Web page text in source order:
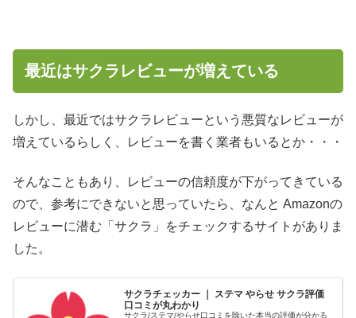
最近はサクラレビューが増えている
しかし、最近ではサクラレビューという悪質なレビューが
増えているらしく、レビューを書く業者もいるとか・・・
そんなこともあり、レビューの信頼度が下がってきている
ので、参考にできないと思っていたら、なんと Amazonの
レビューに潜む「サクラ」をチェックするサイトがありま
した。
サクラチェッカー ｜ ステマ やらせ サクラ評価
口コミが丸わかり
サクラ/ステマ/やらせ口コミを除いた本当の評価が分かる